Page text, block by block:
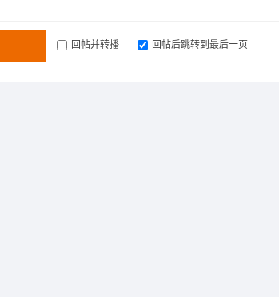
回帖并转播 回帖后跳转到最后一页